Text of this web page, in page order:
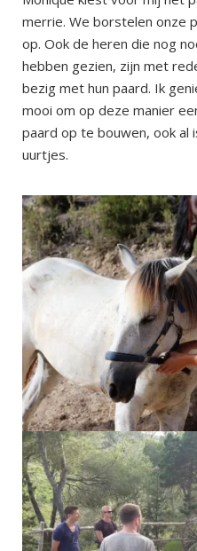
merrie. We borstelen onze
op. Ook de heren die nog
hebben gezien, zijn met
bezig met hun paard. Ik
mooi om op deze manier
paard op te bouwen, ook al
uurtjes.